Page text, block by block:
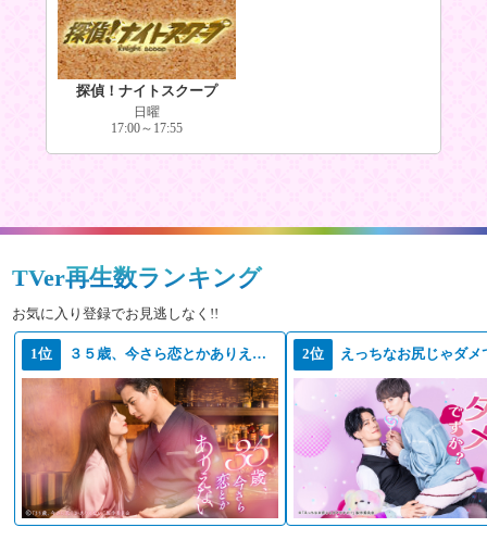
探偵！ナイトスクープ
日曜
17:00～17:55
TVer再生数ランキング
お気に入り登録でお見逃しなく!!
1位 ３５歳、今さら恋とかありえない 2位 えっちなお尻じゃダメ